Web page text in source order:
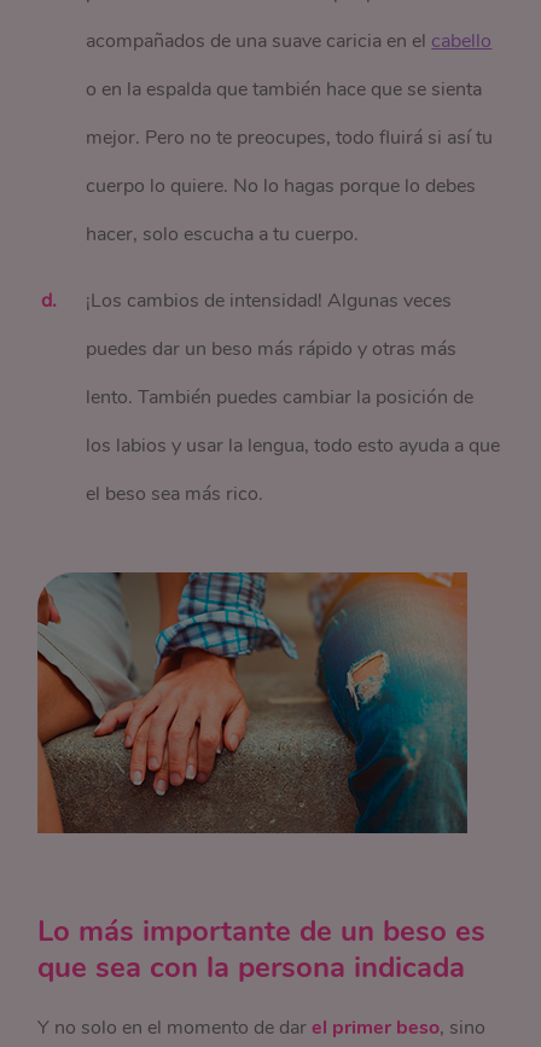
acompañados de una suave caricia en el cabello
o en la espalda que también hace que se sienta
mejor. Pero no te preocupes, todo fluirá si así tu
cuerpo lo quiere. No lo hagas porque lo debes
hacer, solo escucha a tu cuerpo.
¡Los cambios de intensidad! Algunas veces
puedes dar un beso más rápido y otras más
lento. También puedes cambiar la posición de
los labios y usar la lengua, todo esto ayuda a que
el beso sea más rico.
Lo más importante de un beso es
que sea con la persona indicada
Y no solo en el momento de darel primer beso, sino